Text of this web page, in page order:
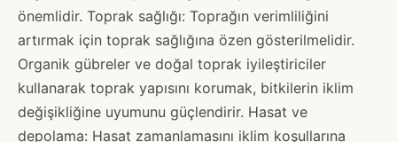
önemlidir. Toprak sağlığı: Toprağın verimliliğini
artırmak için toprak sağlığına özen gösterilmelidir.
Organik gübreler ve doğal toprak iyileştiriciler
kullanarak toprak yapısını korumak, bitkilerin iklim
değişikliğine uyumunu güçlendirir. Hasat ve
depolama: Hasat zamanlamasını iklim koşullarına